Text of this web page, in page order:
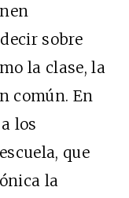
sobre
la clase, la
común. En
los
que
la